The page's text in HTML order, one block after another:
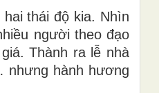
thái độ kia. Nhìn
người theo đạo
Thành ra lễ nhà
nhưng hành hương